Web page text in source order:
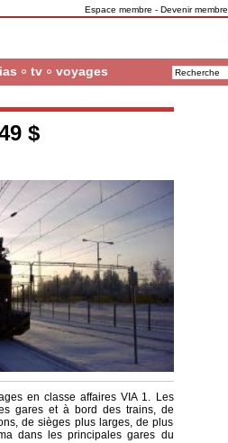
Espace membre - Devenir membre
tv voyages
$
en classe affaires VIA 1. Les
gares et à bord des trains, de
de sièges plus larges, de plus
dans les principales gares du